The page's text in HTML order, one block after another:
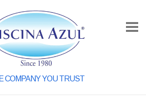
COMPANY YOU TRUST